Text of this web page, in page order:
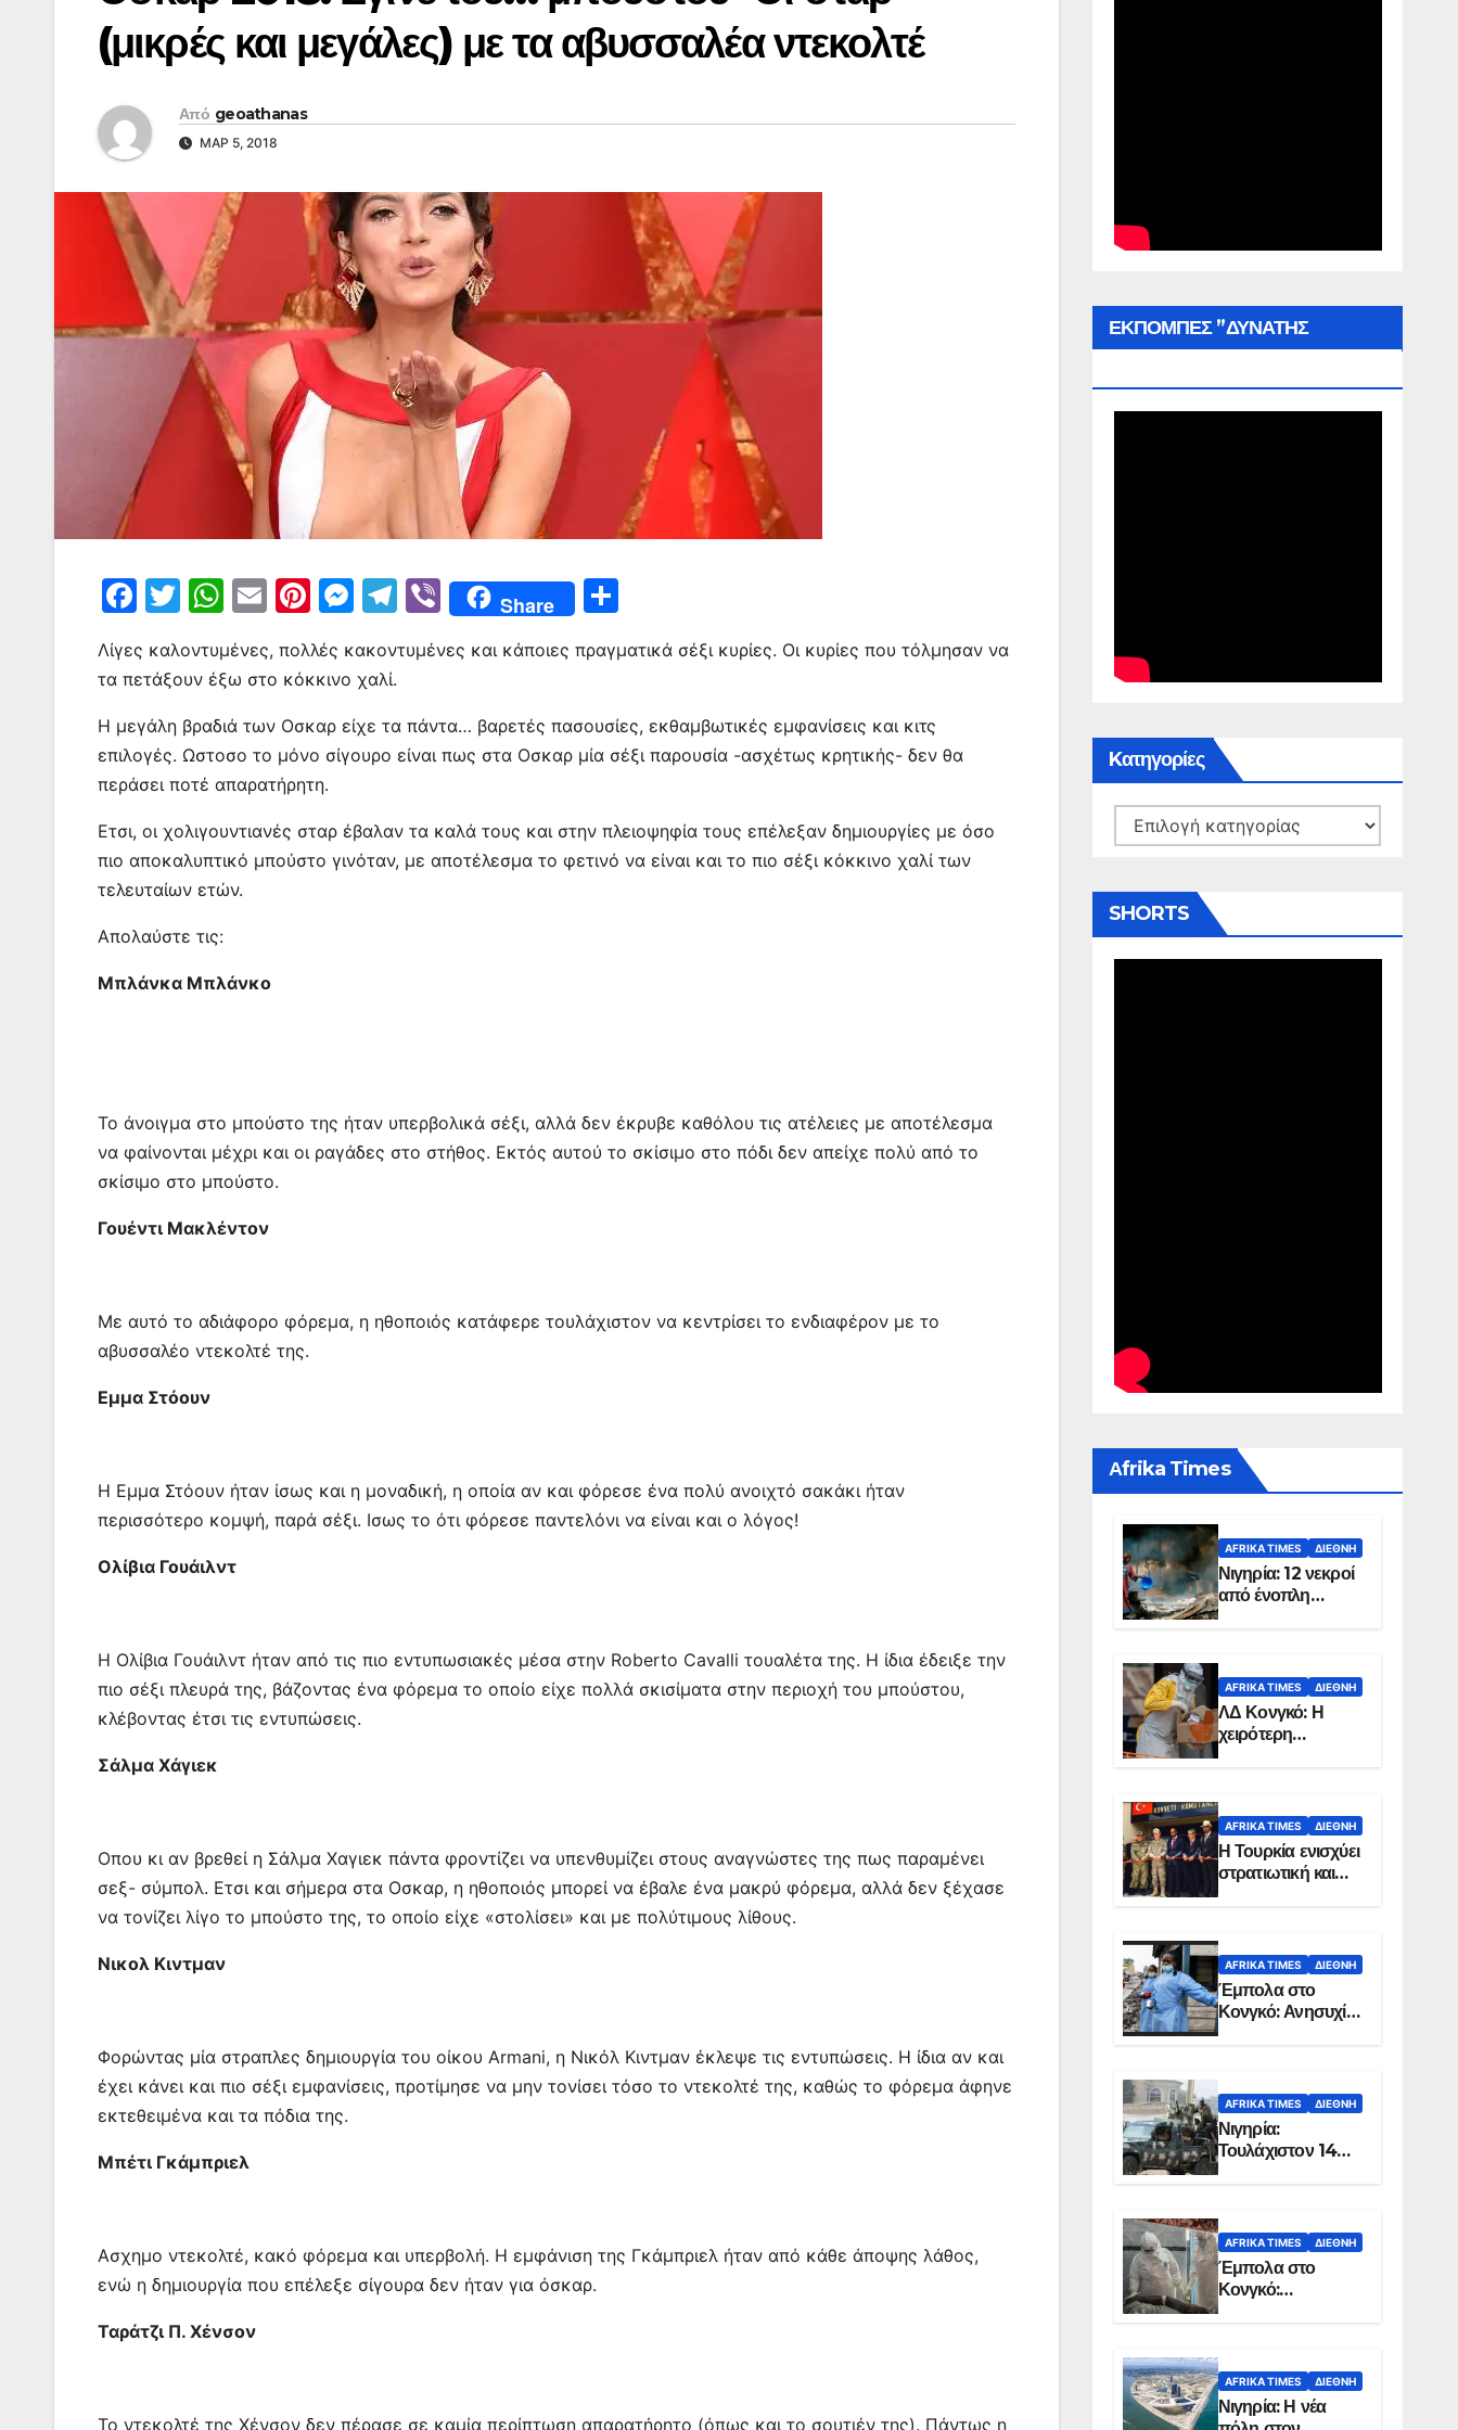
(μικρές και μεγάλες) με τα αβυσσαλέα ντεκολτέ
Από geoathanas
ΜΑΡ 5, 2018
F
c
e
b
o
o
k
T
itt
er
W
at
s
A
p
p
E
ai
l
Pi
er
e
st
M
s
s
e
n
er
T
e
a
m
Vi
b
er
Share
ρ
σ
τε
ε
Λίγες καλοντυμένες, πολλές κακοντυμένες και κάποιες πραγματικά σέξι κυρίες. Οι κυρίες που τόλμησαν να
τα πετάξουν έξω στο κόκκινο χαλί.
Η μεγάλη βραδιά των Οσκαρ είχε τα πάντα… βαρετές πασουσίες, εκθαμβωτικές εμφανίσεις και κιτς
επιλογές. Ωστοσο το μόνο σίγουρο είναι πως στα Οσκαρ μία σέξι παρουσία -ασχέτως κρητικής- δεν θα
περάσει ποτέ απαρατήρητη.
Ετσι, οι χολιγουντιανές σταρ έβαλαν τα καλά τους και στην πλειοψηφία τους επέλεξαν δημιουργίες με όσο
πιο αποκαλυπτικό μπούστο γινόταν, με αποτέλεσμα το φετινό να είναι και το πιο σέξι κόκκινο χαλί των
τελευταίων ετών.
Απολαύστε τις:
Μπλάνκα Μπλάνκο
Το άνοιγμα στο μπούστο της ήταν υπερβολικά σέξι, αλλά δεν έκρυβε καθόλου τις ατέλειες με αποτέλεσμα
να φαίνονται μέχρι και οι ραγάδες στο στήθος. Εκτός αυτού το σκίσιμο στο πόδι δεν απείχε πολύ από το
σκίσιμο στο μπούστο.
Γουέντι Μακλέντον
Με αυτό το αδιάφορο φόρεμα, η ηθοποιός κατάφερε τουλάχιστον να κεντρίσει το ενδιαφέρον με το
αβυσσαλέο ντεκολτέ της.
Εμμα Στόουν
Η Εμμα Στόουν ήταν ίσως και η μοναδική, η οποία αν και φόρεσε ένα πολύ ανοιχτό σακάκι ήταν
περισσότερο κομψή, παρά σέξι. Ισως το ότι φόρεσε παντελόνι να είναι και ο λόγος!
Ολίβια Γουάιλντ
Η Ολίβια Γουάιλντ ήταν από τις πιο εντυπωσιακές μέσα στην Roberto Cavalli τουαλέτα της. Η ίδια έδειξε την
πιο σέξι πλευρά της, βάζοντας ένα φόρεμα το οποίο είχε πολλά σκισίματα στην περιοχή του μπούστου,
κλέβοντας έτσι τις εντυπώσεις.
Σάλμα Χάγιεκ
Οπου κι αν βρεθεί η Σάλμα Χαγιεκ πάντα φροντίζει να υπενθυμίζει στους αναγνώστες της πως παραμένει
σεξ- σύμπολ. Ετσι και σήμερα στα Οσκαρ, η ηθοποιός μπορεί να έβαλε ένα μακρύ φόρεμα, αλλά δεν ξέχασε
να τονίζει λίγο το μπούστο της, το οποίο είχε «στολίσει» και με πολύτιμους λίθους.
Νικολ Κιντμαν
Φορώντας μία στραπλες δημιουργία του οίκου Armani, η Νικόλ Κιντμαν έκλεψε τις εντυπώσεις. Η ίδια αν και
έχει κάνει και πιο σέξι εμφανίσεις, προτίμησε να μην τονίσει τόσο το ντεκολτέ της, καθώς το φόρεμα άφηνε
εκτεθειμένα και τα πόδια της.
Μπέτι Γκάμπριελ
Ασχημο ντεκολτέ, κακό φόρεμα και υπερβολή. Η εμφάνιση της Γκάμπριελ ήταν από κάθε άποψης λάθος,
ενώ η δημιουργία που επέλεξε σίγουρα δεν ήταν για όσκαρ.
Ταράτζι Π. Χένσον
Το ντεκολτέ της Χένσον δεν πέρασε σε καμία περίπτωση απαρατήρητο (όπως και το σουτιέν της). Πάντως η
ΕΚΠΟΜΠΕΣ ”ΔΥΝΑΤΗΣ
Kατηγορίες
Kατηγορίες
SHORTS
Αfrika Times
AFRIKA TIMES ΔΙΕΘΝΉ
Νιγηρία: 12 νεκροί
από ένοπλη
επίθεση σε χωριό
AFRIKA TIMES ΔΙΕΘΝΉ
ΛΔ Κονγκό: Η
χειρότερη
επιδημία Έμπολα
χώρας
AFRIKA TIMES ΔΙΕΘΝΉ
Η Τουρκία ενισχύει
στρατιωτική και
ενεργειακή
Σομαλία
AFRIKA TIMES ΔΙΕΘΝΉ
Έμπολα στο
Κονγκό: Ανησυχία
για τη μεγάλη
AFRIKA TIMES ΔΙΕΘΝΉ
Νιγηρία:
Τουλάχιστον 14
νεκροί από
στην Οτούκπο
AFRIKA TIMES ΔΙΕΘΝΉ
Έμπολα στο
Κονγκό:
Ξεπέρασαν τους
AFRIKA TIMES ΔΙΕΘΝΉ
Νιγηρία: Η νέα